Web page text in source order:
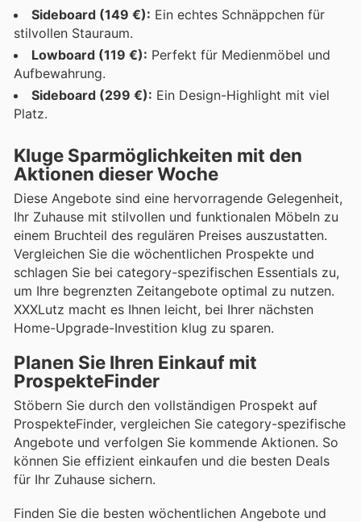
Sideboard (149 €): Ein echtes Schnäppchen für
stilvollen Stauraum.
Lowboard (119 €): Perfekt für Medienmöbel und
Aufbewahrung.
Sideboard (299 €): Ein Design-Highlight mit viel
Platz.
Kluge Sparmöglichkeiten mit den
Aktionen dieser Woche
Diese Angebote sind eine hervorragende Gelegenheit,
Ihr Zuhause mit stilvollen und funktionalen Möbeln zu
einem Bruchteil des regulären Preises auszustatten.
Vergleichen Sie die wöchentlichen Prospekte und
schlagen Sie bei category-spezifischen Essentials zu,
um Ihre begrenzten Zeitangebote optimal zu nutzen.
XXXLutz macht es Ihnen leicht, bei Ihrer nächsten
Home-Upgrade-Investition klug zu sparen.
Planen Sie Ihren Einkauf mit
ProspekteFinder
Stöbern Sie durch den vollständigen Prospekt auf
ProspekteFinder, vergleichen Sie category-spezifische
Angebote und verfolgen Sie kommende Aktionen. So
können Sie effizient einkaufen und die besten Deals
für Ihr Zuhause sichern.
Finden Sie die besten wöchentlichen Angebote und